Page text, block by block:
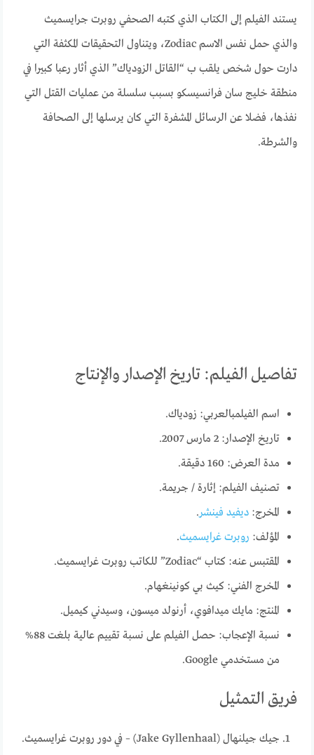
يستند الفيلم إلى الكتاب الذي كتبه الصحفي روبرت جرايسميث
والذي حمل نفس الاسم Zodiac، ويتناول التحقيقات المكثفة التي
دارت حول شخص يلقب ب “القاتل الزودياك” الذي أثار رعبا كبيرا في
منطقة خليج سان فرانسيسكو بسبب سلسلة من عمليات القتل التي
نفذها، فضلا عن الرسائل المشفرة التي كان يرسلها إلى الصحافة
والشرطة.
تفاصيل الفيلم: تاريخ الإصدار والإنتاج
اسم الفيلمبالعربي: زودياك.
تاريخ الإصدار: 2 مارس 2007.
مدة العرض: 160 دقيقة.
تصنيف الفيلم: إثارة / جريمة.
المخرج:ديفيد فينشر.
المؤلف: روبرت غرايسميث.
المقتبس عنه: كتاب “Zodiac” للكاتب روبرت غرايسميث.
المخرج الفني: كيث بي كونينغهام.
المنتج: مايك ميدافوي، أرنولد ميسون، وسيدني كيميل.
نسبة الإعجاب: حصل الفيلم على نسبة تقييم عالية بلغت 88%
من مستخدمي Google.
فريق التمثيل
جيك جيلنهال (Jake Gyllenhaal) – في دور روبرت غرايسميث.